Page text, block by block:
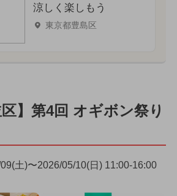
涼しく楽しもう
東京都豊島区
区】第4回 オギボン祭り
土)〜2026/05/10(日) 11:00-16:00